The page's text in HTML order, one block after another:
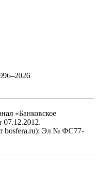
«Банковское
bosfera.ru): Эл № ФС77-